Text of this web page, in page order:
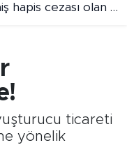
olan şahıs yakalandı
ticareti
yönelik
Fikstür